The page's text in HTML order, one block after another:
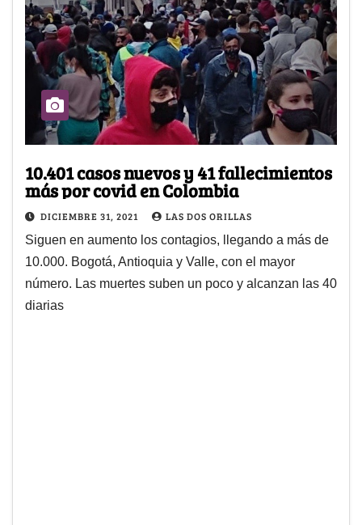
10.401 casos nuevos y 41 fallecimientos
más por covid en Colombia
DICIEMBRE 31, 2021 LAS DOS ORILLAS
Siguen en aumento los contagios, llegando a más de
10.000. Bogotá, Antioquia y Valle, con el mayor
número. Las muertes suben un poco y alcanzan las 40
diarias